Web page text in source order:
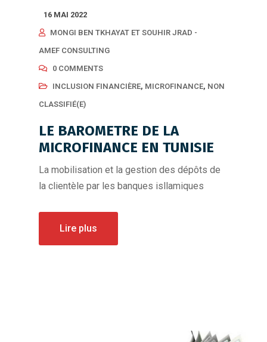
16 MAI 2022
MONGI BEN TKHAYAT ET SOUHIR JRAD -
AMEF CONSULTING
0 COMMENTS
INCLUSION FINANCIÈRE, MICROFINANCE, NON
CLASSIFIÉ(E)
LE BAROMETRE DE LA
MICROFINANCE EN TUNISIE
La mobilisation et la gestion des dépôts de
la clientèle par les banques isllamiques
Lire plus